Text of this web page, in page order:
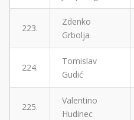
223.
Zdenko
Grbolja
224.
Tomislav
Gudić
225.
Valentino
Hudinec